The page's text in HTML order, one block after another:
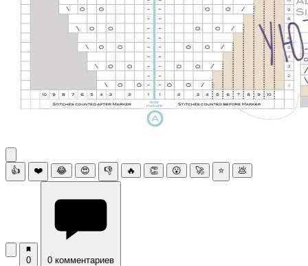
👍 ❤️ 😂 😍 👎 🔥 👏 😮 🚀 ⭐ 💩
0 0 комментариев